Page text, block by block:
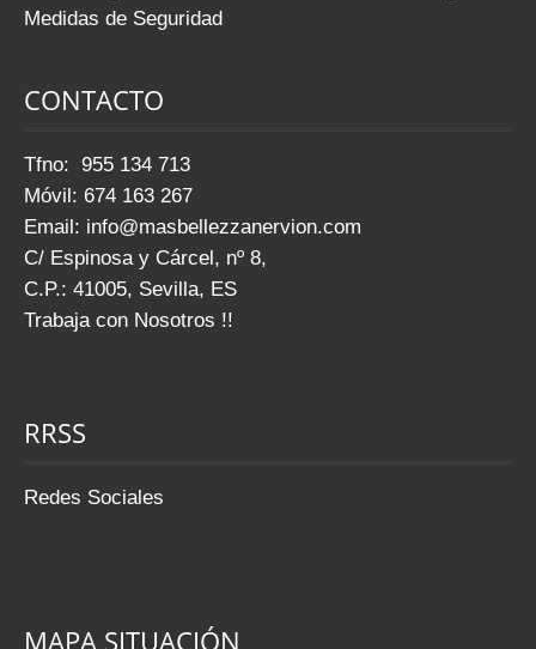
Medidas de Seguridad
CONTACTO
Tfno: 955 134 713
Móvil: 674 163 267
Email: info@masbellezzanervion.com
C/ Espinosa y Cárcel, nº 8,
C.P.: 41005, Sevilla, ES
Trabaja con Nosotros !!
RRSS
Redes Sociales
MAPA SITUACIÓN